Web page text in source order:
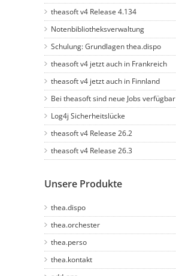
theasoft v4 Release 4.134
Notenbibliotheksverwaltung
Schulung: Grundlagen thea.dispo
theasoft v4 jetzt auch in Frankreich
theasoft v4 jetzt auch in Finnland
Bei theasoft sind neue Jobs verfügbar
Log4j Sicherheitslücke
theasoft v4 Release 26.2
theasoft v4 Release 26.3
Unsere Produkte
thea.dispo
thea.orchester
thea.perso
thea.kontakt